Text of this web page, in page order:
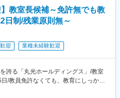
れたカリキュラムとデータ分析力によ
維持しています。また生徒や保護者
質も重視しているため、生徒数の伸
ズを捉えた経営をしており、昨年度
プクラスです。また新規校舎の開設
の自社開発など、積極的に新規事業
を活用した学習指導、カリキュラム
教育支援サービスを提供します。
躍しており、未経験からスタートす
まなバックグラウンドを持つ講師が
ています。
教室長候補～免許無でも教
日制/残業原則無～
迎 業種未経験歓迎
る「丸光ホールディングス」/教室
/教員免許なくても、教育にしっかり